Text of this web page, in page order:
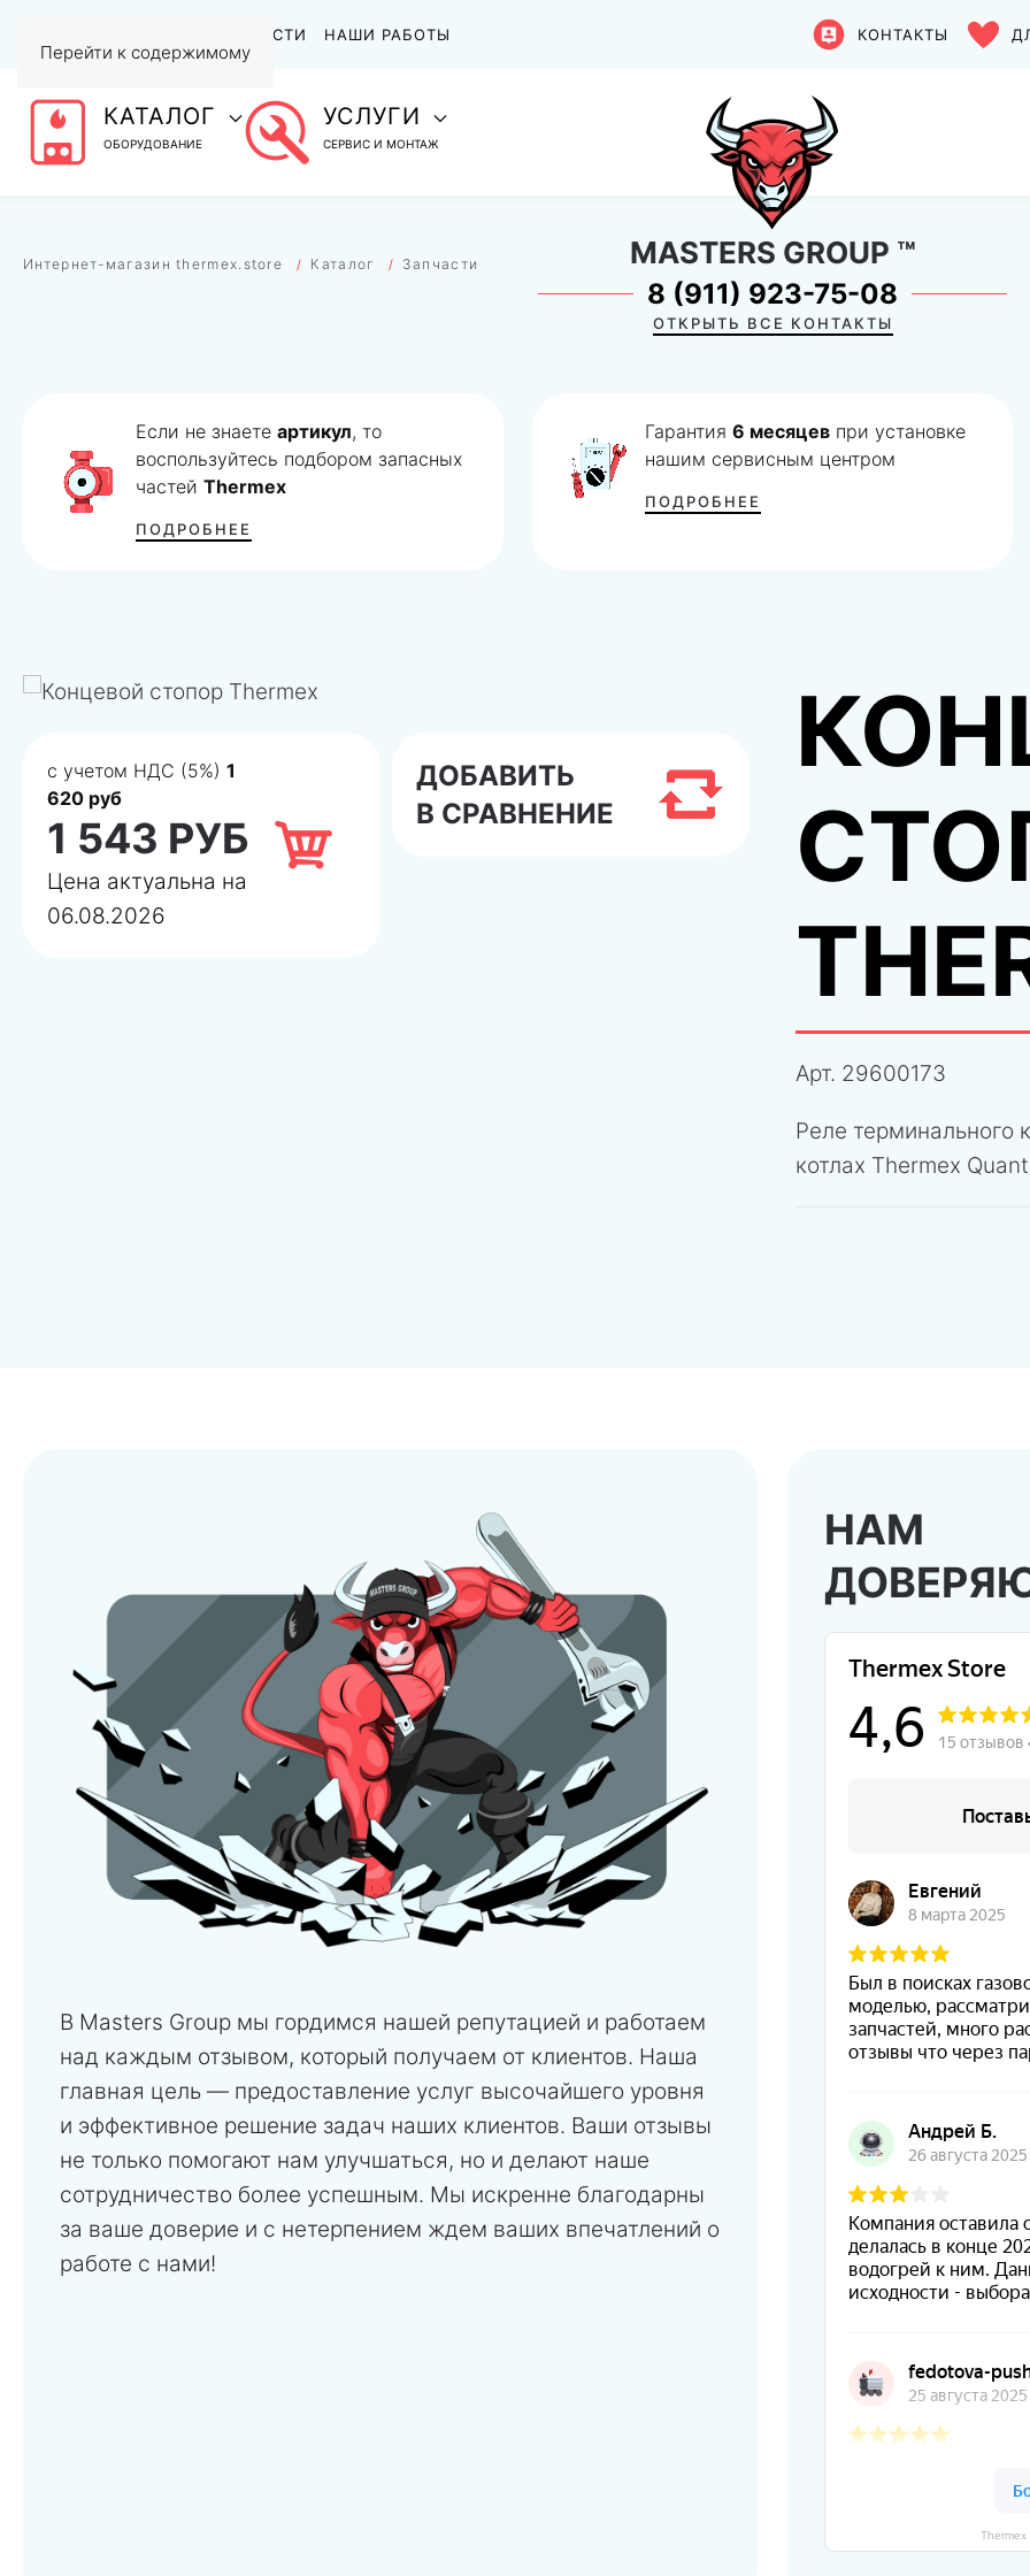
Перейти к содержимому
СТАТЬИ И НОВОСТИ НАШИ РАБОТЫ КОНТАКТЫ
КАТАЛОГ
ОБОРУДОВАНИЕ
УСЛУГИ
СЕРВИС И МОНТАЖ
Интернет-магазин thermex.store Каталог Запчасти MASTERS GROUP ™
8 (911) 923-75-08
ОТКРЫТЬ ВСЕ КОНТАКТЫ
Если не знаетеартикул, то
воспользуйтесь подбором запасных
частейThermex
ПОДРОБНЕЕ
Гарантия6 месяцев при установке
нашим сервисным центром
ПОДРОБНЕЕ
с учетом НДС (5%) 1
620 руб
1 543 РУБ
Цена актуальна на
06.08.2026
ДОБАВИТЬ
В СРАВНЕНИЕ
Арт. 29600173
Реле терминального
котлах Thermex
В Masters Group мы гордимся нашей репутацией и работаем
над каждым отзывом, который получаем от клиентов. Наша
главная цель — предоставление услуг высочайшего уровня
и эффективное решение задач наших клиентов. Ваши отзывы
не только помогают нам улучшаться, но и делают наше
сотрудничество более успешным. Мы искренне благодарны
за ваше доверие и с нетерпением ждем ваших впечатлений о
работе с нами!
НАМ